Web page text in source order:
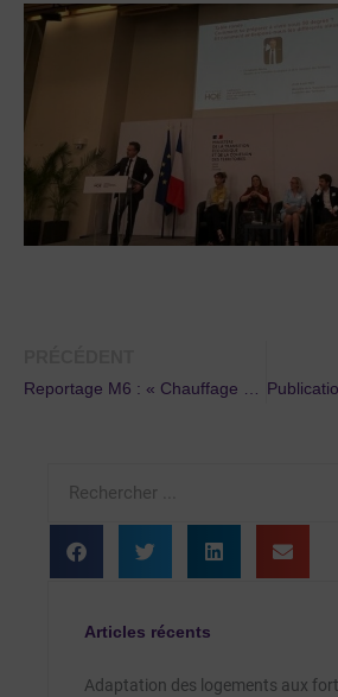
Reportage M6 : « Chauffage connectée : économies assurées ! »
Articles récents
Adaptation des logements aux